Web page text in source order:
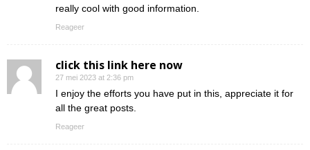
really cool with good information.
Reageer
click this link here now
27 mei 2023 at 2:36 pm
I enjoy the efforts you have put in this, appreciate it for
all the great posts.
Reageer